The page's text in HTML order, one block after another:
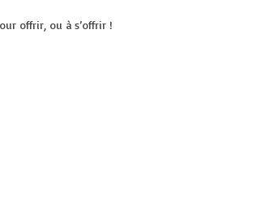
offrir, ou à s’offrir !